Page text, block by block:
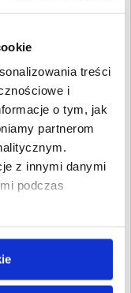
treści
i
o tym, jak
partnerom
z innymi danymi
podczas
Wysokość długu
Szukaj
PLN
2025